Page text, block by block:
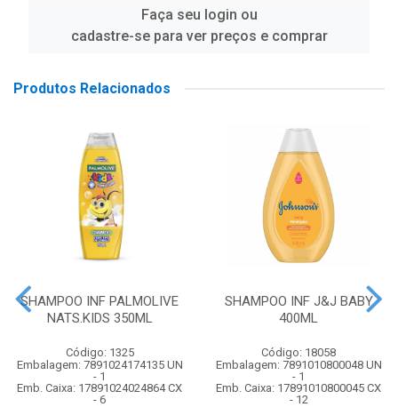
Faça seu login ou
cadastre-se para ver preços e comprar
Produtos Relacionados
SHAMPOO INF PALMOLIVE
NATS.KIDS 350ML
Código: 1325
Embalagem: 7891024174135 UN
- 1
Emb. Caixa: 17891024024864 CX
- 6
SHAMPOO INF J&J BABY
400ML
Código: 18058
Embalagem: 7891010800048 UN
- 1
Emb. Caixa: 17891010800045 CX
- 12